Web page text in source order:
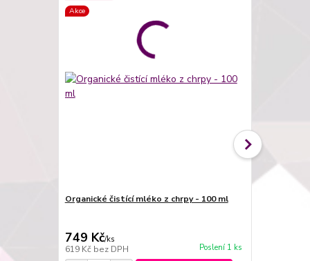
Akce
Organické čistící mléko z chrpy - 100 ml
749 Kč/ks
619 Kč bez DPH Poslení 1 ks